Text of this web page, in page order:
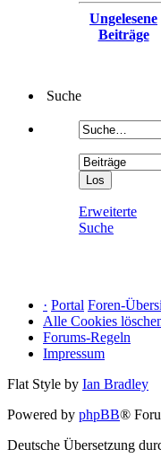
Ungelesene
Beiträge
Suche
Erweiterte
Suche
· Portal Foren-
Alle Cookies
Forums-Regeln
Impressum
Flat Style by Ian Bradley
Powered by phpBB®
Deutsche Übersetzung